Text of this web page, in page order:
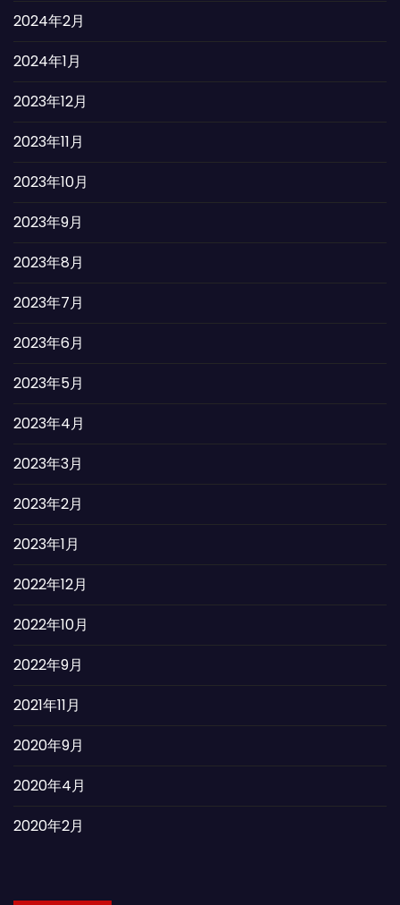
2024年2月
2024年1月
2023年12月
2023年11月
2023年10月
2023年9月
2023年8月
2023年7月
2023年6月
2023年5月
2023年4月
2023年3月
2023年2月
2023年1月
2022年12月
2022年10月
2022年9月
2021年11月
2020年9月
2020年4月
2020年2月